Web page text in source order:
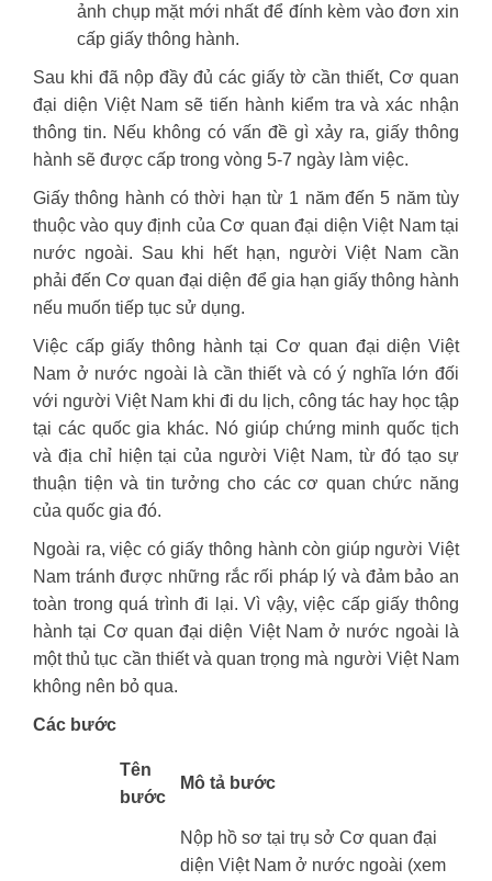
ảnh chụp mặt mới nhất để đính kèm vào đơn xin
cấp giấy thông hành.
Sau khi đã nộp đầy đủ các giấy tờ cần thiết, Cơ quan
đại diện Việt Nam sẽ tiến hành kiểm tra và xác nhận
thông tin. Nếu không có vấn đề gì xảy ra, giấy thông
hành sẽ được cấp trong vòng 5-7 ngày làm việc.
Giấy thông hành có thời hạn từ 1 năm đến 5 năm tùy
thuộc vào quy định của Cơ quan đại diện Việt Nam tại
nước ngoài. Sau khi hết hạn, người Việt Nam cần
phải đến Cơ quan đại diện để gia hạn giấy thông hành
nếu muốn tiếp tục sử dụng.
Việc cấp giấy thông hành tại Cơ quan đại diện Việt
Nam ở nước ngoài là cần thiết và có ý nghĩa lớn đối
với người Việt Nam khi đi du lịch, công tác hay học tập
tại các quốc gia khác. Nó giúp chứng minh quốc tịch
và địa chỉ hiện tại của người Việt Nam, từ đó tạo sự
thuận tiện và tin tưởng cho các cơ quan chức năng
của quốc gia đó.
Ngoài ra, việc có giấy thông hành còn giúp người Việt
Nam tránh được những rắc rối pháp lý và đảm bảo an
toàn trong quá trình đi lại. Vì vậy, việc cấp giấy thông
hành tại Cơ quan đại diện Việt Nam ở nước ngoài là
một thủ tục cần thiết và quan trọng mà người Việt Nam
không nên bỏ qua.
Các bước
​Tên
bước
Mô tả bước
​Nộp hồ sơ tại trụ sở Cơ quan đại
diện Việt Nam ở nước ngoài (xem